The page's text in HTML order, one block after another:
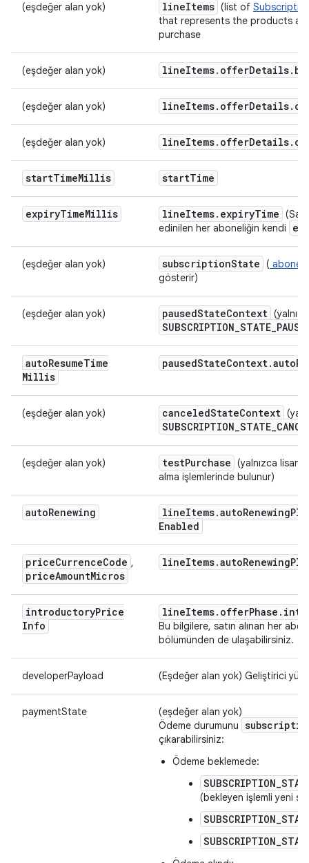
(eşdeğer alan yok) lineItems (list of
that represents the products
purchase
(eşdeğer alan yok) lineItems. offerDetails.
(eşdeğer alan yok) lineItems. offerDetails.
(eşdeğer alan yok) lineItems. offerDetails.
startTimeMillis startTime
expiryTimeMillis lineItems. expiryTime
edinilen her aboneliğin kendi
(eşdeğer alan yok) subscriptionState (
gösterir)
(eşdeğer alan yok) pausedStateContext
SUBSCRIPTION_STATE_
autoResumeTime
Millis
pausedStateContext.auto
(eşdeğer alan yok) canceledStateContext
SUBSCRIPTION_STATE_
(eşdeğer alan yok) testPurchase (yalnızca
alma işlemlerinde bulunur)
autoRenewing lineItems.autoRenewing
Enabled
priceCurrenceCode ,
priceAmountMicros
lineItems.autoRenewing
introductoryPrice
Info
lineItems. offerPhase .
Bu bilgilere, satın alınan her
bölümünden de ulaşabilirsiniz.
developerPayload (Eşdeğer alan yok) Geliştirici
paymentState
(eşdeğer alan yok)
Ödeme durumunu
çıkarabilirsiniz:
Ödeme beklemede:
(bekleyen işlemli yeni